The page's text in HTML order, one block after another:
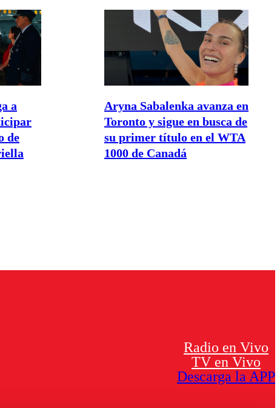
a
de
Aryna Sabalenka avanza en
Toronto y sigue en busca de
su primer título en el WTA
1000 de Canadá
Radio en Vivo
TV en Vivo
Descarga la APP